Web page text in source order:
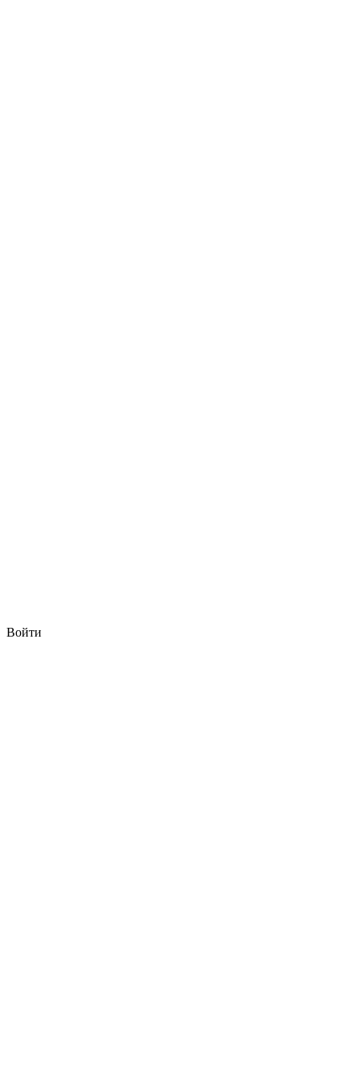
Войти